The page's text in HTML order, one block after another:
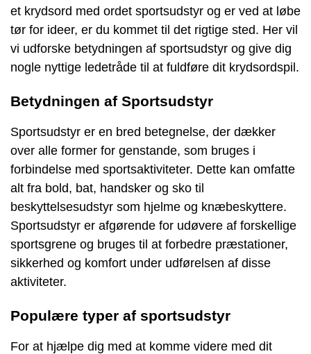
et krydsord med ordet sportsudstyr og er ved at løbe
tør for ideer, er du kommet til det rigtige sted. Her vil
vi udforske betydningen af sportsudstyr og give dig
nogle nyttige ledetråde til at fuldføre dit krydsordspil.
Betydningen af Sportsudstyr
Sportsudstyr er en bred betegnelse, der dækker
over alle former for genstande, som bruges i
forbindelse med sportsaktiviteter. Dette kan omfatte
alt fra bold, bat, handsker og sko til
beskyttelsesudstyr som hjelme og knæbeskyttere.
Sportsudstyr er afgørende for udøvere af forskellige
sportsgrene og bruges til at forbedre præstationer,
sikkerhed og komfort under udførelsen af disse
aktiviteter.
Populære typer af sportsudstyr
For at hjælpe dig med at komme videre med dit